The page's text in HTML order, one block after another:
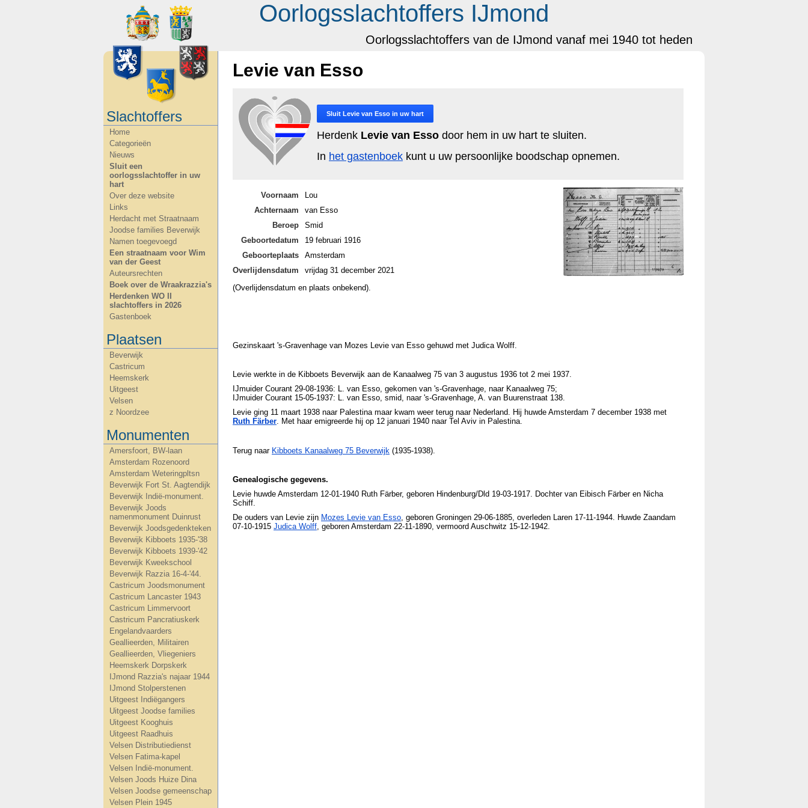
Oorlogsslachtoffers IJmond
Oorlogsslachtoffers van de IJmond vanaf mei 1940 tot heden
Slachtoffers
Home
Categorieën
Nieuws
Sluit een
oorlogsslachtoffer in uw
hart
Over deze website
Links
Herdacht met Straatnaam
Joodse families Beverwijk
Namen toegevoegd
Een straatnaam voor Wim
van der Geest
Auteursrechten
Boek over de Wraakrazzia's
Herdenken WO II
slachtoffers in 2026
Gastenboek
Plaatsen
Beverwijk
Castricum
Heemskerk
Uitgeest
Velsen
z Noordzee
Monumenten
Amersfoort, BW-laan
Amsterdam Rozenoord
Amsterdam Weteringpltsn
Beverwijk Fort St. Aagtendijk
Beverwijk Indië-monument.
Beverwijk Joods
namenmonument Duinrust
Beverwijk Joodsgedenkteken
Beverwijk Kibboets 1935-'38
Beverwijk Kibboets 1939-'42
Beverwijk Kweekschool
Beverwijk Razzia 16-4-'44.
Castricum Joodsmonument
Castricum Lancaster 1943
Castricum Limmervoort
Castricum Pancratiuskerk
Engelandvaarders
Geallieerden, Militairen
Geallieerden, Vliegeniers
Heemskerk Dorpskerk
IJmond Razzia's najaar 1944
IJmond Stolperstenen
Uitgeest Indiëgangers
Uitgeest Joodse families
Uitgeest Kooghuis
Uitgeest Raadhuis
Velsen Distributiedienst
Velsen Fatima-kapel
Velsen Indië-monument.
Velsen Joods Huize Dina
Velsen Joodse gemeenschap
Velsen Plein 1945
Levie van Esso
Sluit Levie van Esso in uw hart
Herdenk Levie van Esso door hem in uw hart te sluiten.
In het gastenboek kunt u uw persoonlijke boodschap opnemen.
Voornaam
Lou
Achternaam
van Esso
Beroep
Smid
Geboortedatum
19 februari 1916
Geboorteplaats
Amsterdam
Overlijdensdatum
vrijdag 31 december 2021
(Overlijdensdatum en plaats onbekend).
Gezinskaart 's-Gravenhage van Mozes Levie van Esso gehuwd met Judica Wolff.
Levie werkte in de Kibboets Beverwijk aan de Kanaalweg 75 van 3 augustus 1936 tot 2 mei 1937.
IJmuider Courant 29-08-1936: L. van Esso, gekomen van 's-Gravenhage, naar Kanaalweg 75;
IJmuider Courant 15-05-1937: L. van Esso, smid, naar 's-Gravenhage, A. van Buurenstraat 138.
Levie ging 11 maart 1938 naar Palestina maar kwam weer terug naar Nederland. Hij huwde Amsterdam 7 december 1938 met
Ruth Färber. Met haar emigreerde hij op 12 januari 1940 naar Tel Aviv in Palestina.
Terug naar Kibboets Kanaalweg 75 Beverwijk (1935-1938).
Genealogische gegevens.
Levie huwde Amsterdam 12-01-1940 Ruth Färber, geboren Hindenburg/Dld 19-03-1917. Dochter van Eibisch Färber en Nicha
Schiff.
De ouders van Levie zijn Mozes Levie van Esso , geboren Groningen 29-06-1885, overleden Laren 17-11-1944. Huwde Zaandam
07-10-1915 Judica Wolff , geboren Amsterdam 22-11-1890, vermoord Auschwitz 15-12-1942.